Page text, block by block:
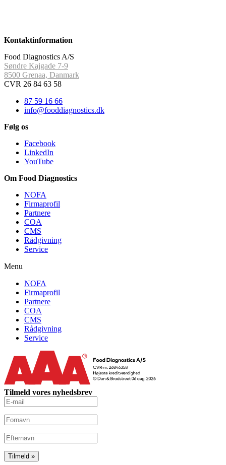
Kontaktinformation
Food Diagnostics A/S
Søndre Kajgade 7-9
8500 Grenaa, Danmark
CVR 26 84 63 58
87 59 16 66
info@fooddiagnostics.dk
Følg os
Facebook
LinkedIn
YouTube
Om Food Diagnostics
NOFA
Firmaprofil
Partnere
COA
CMS
Rådgivning
Service
Menu
NOFA
Firmaprofil
Partnere
COA
CMS
Rådgivning
Service
Tilmeld vores nyhedsbrev